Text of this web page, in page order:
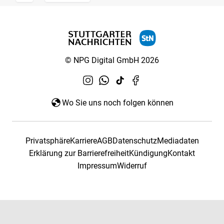
© NPG Digital GmbH 2026
Wo Sie uns noch folgen können
PrivatsphäreKarriereAGBDatenschutzMediadaten
Erklärung zur BarrierefreiheitKündigungKontakt
ImpressumWiderruf